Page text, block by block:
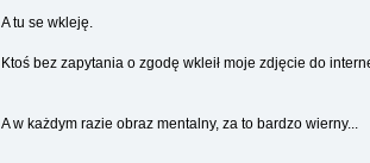
A tu se wkleję.
Ktoś bez zapytania o zgodę wkleił moje zdjęcie do
A w każdym razie obraz mentalny, za to bardzo wierny...